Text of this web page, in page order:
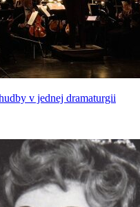
v jednej dramaturgii